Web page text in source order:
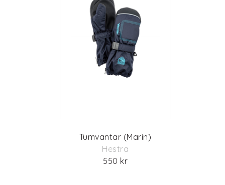
Tumvantar (Marin)
Hestra
550 kr